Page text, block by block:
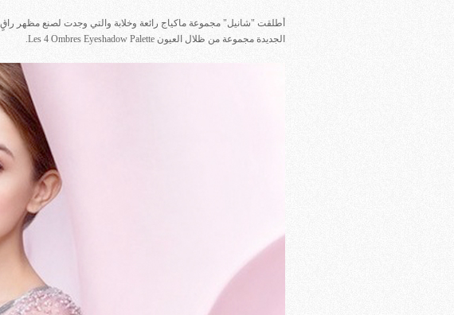
أطلقت "شانيل" مجموعة ماكياج رائعة وخلابة والتي وجدت لصنع مظهر
الجديدة مجموعة من ظلال العيون Les 4 Ombres Eyeshadow Palette.